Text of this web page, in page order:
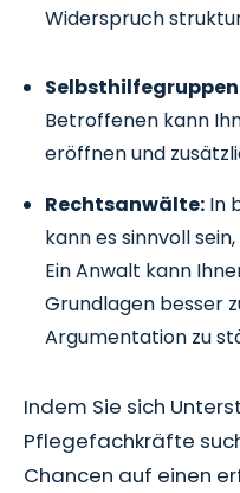
Widerspruch
Betroffenen kann
eröffnen und
Rechtsanwälte: In
kann es sinnvoll
Ein Anwalt kann
Grundlagen besser
Argumentation zu
Indem Sie sich
Pflegefachkräfte
Chancen auf einen